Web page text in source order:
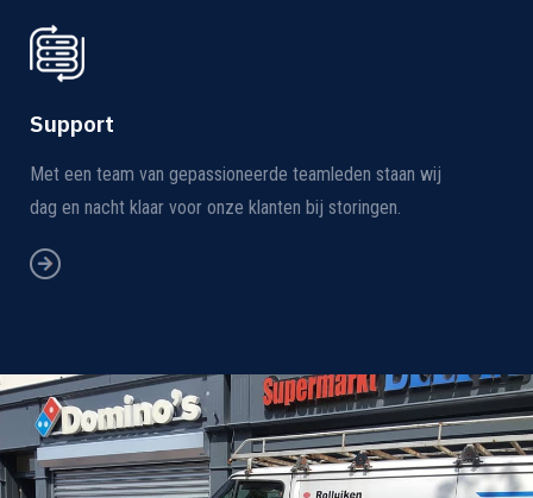
Support
Met een team van gepassioneerde teamleden staan wij
dag en nacht klaar voor onze klanten bij storingen.